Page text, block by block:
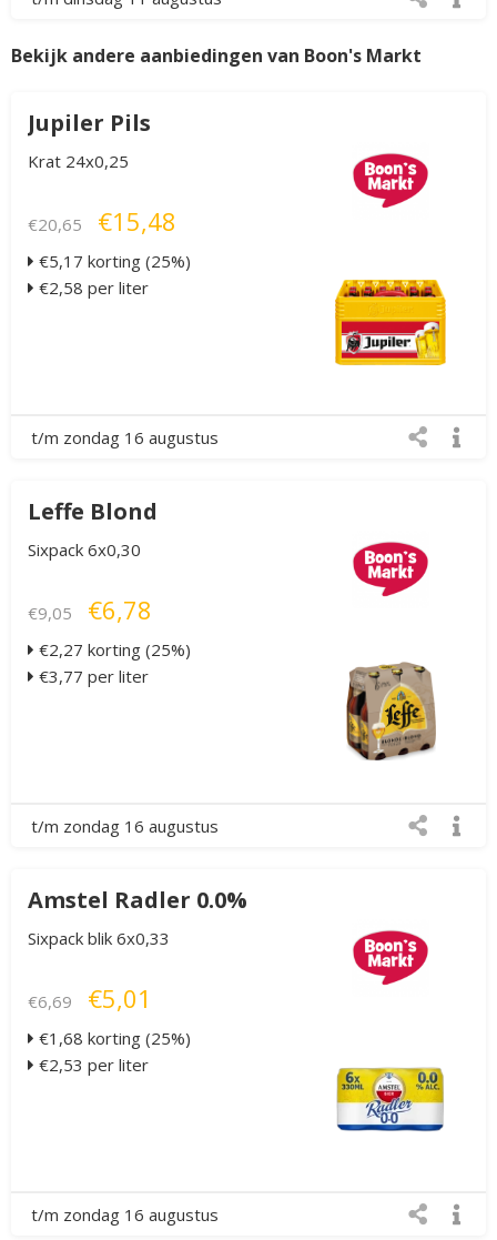
Bekijk andere aanbiedingen van Boon's Markt
Jupiler Pils
Krat 24x0,25
€20,65 €15,48
€5,17 korting (25%)
€2,58 per liter
t/m zondag 16 augustus
Leffe Blond
Sixpack 6x0,30
€9,05 €6,78
€2,27 korting (25%)
€3,77 per liter
t/m zondag 16 augustus
Amstel Radler 0.0%
Sixpack blik 6x0,33
€6,69 €5,01
€1,68 korting (25%)
€2,53 per liter
t/m zondag 16 augustus